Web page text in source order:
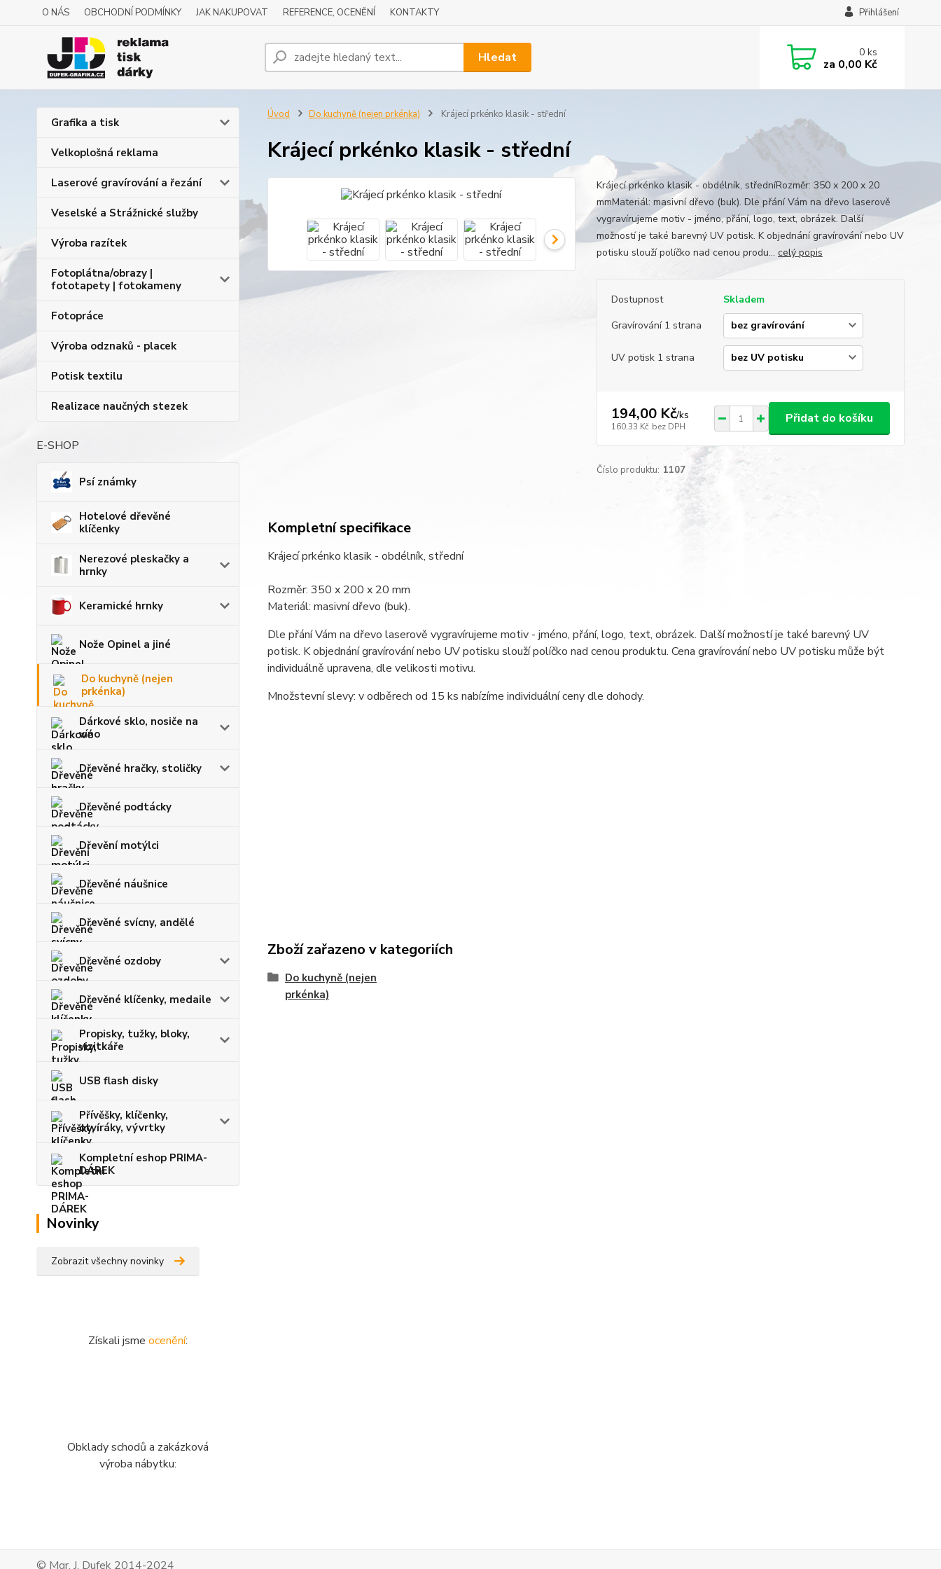
O NÁS OBCHODNÍ PODMÍNKY JAK NAKUPOVAT REFERENCE, OCENĚNÍ KONTAKTY Přihlášení
Hledat 0ks
za 0,00 Kč
Grafika a tisk
Velkoplošná reklama
Laserové gravírování a řezání
Veselské a Strážnické služby
Výroba razítek
Fotoplátna/obrazy |
fototapety | fotokameny
Fotopráce
Výroba odznaků - placek
Potisk textilu
Realizace naučných stezek
E-SHOP
Psí známky
Hotelové dřevěné
klíčenky
Nerezové pleskačky a
hrnky
Keramické hrnky
Nože Opinel a jiné
Do kuchyně (nejen
prkénka)
Dárkové sklo, nosiče na
víno
Dřevěné hračky, stoličky
Dřevěné podtácky
Dřevění motýlci
Dřevěné náušnice
Dřevěné svícny, andělé
Dřevěné ozdoby
Dřevěné klíčenky, medaile
Propisky, tužky, bloky,
vizitkáře
USB flash disky
Přívěšky, klíčenky,
otvíráky, vývrtky
Kompletní eshop PRIMA-
DÁREK
Novinky
Zobrazit všechny novinky
Získali jsme ocenění:
Obklady schodů a zakázková
výroba nábytku:
Úvod Do kuchyně (nejen prkénka) Krájecí prkénko klasik - střední
Krájecí prkénko klasik - střední
Krájecí prkénko klasik - obdélník, středníRozměr: 350 x 200 x 20
mmMateriál: masivní dřevo (buk). Dle přání Vám na dřevo laserově
vygravírujeme motiv - jméno, přání, logo, text, obrázek. Další
možností je také barevný UV potisk. K objednání gravírování nebo UV
potisku slouží políčko nad cenou produ... celý popis
Dostupnost
Skladem
Gravírování 1 strana
UV potisk 1 strana
194,00 Kč/ks
160,33 Kč bez DPH
Přidat do košíku
Číslo produktu: 1107
Kompletní specifikace
Krájecí prkénko klasik - obdélník, střední
Rozměr: 350 x 200 x 20 mm
Materiál: masivní dřevo (buk).
Dle přání Vám na dřevo laserově vygravírujeme motiv - jméno, přání, logo, text, obrázek. Další možností je také barevný UV
potisk. K objednání gravírování nebo UV potisku slouží políčko nad cenou produktu. Cena gravírování nebo UV potisku může být
individuálně upravena, dle velikosti motivu.
Množstevní slevy: v odběrech od 15 ks nabízíme individuální ceny dle dohody.
Zboží zařazeno v kategoriích
Do kuchyně (nejen
prkénka)
© Mgr. J. Dufek 2014-2024